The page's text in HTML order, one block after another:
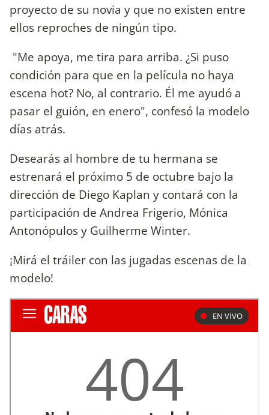
proyecto de su novia y que no existen entre
ellos reproches de ningún tipo.
"Me apoya, me tira para arriba. ¿Si puso
condición para que en la película no haya
escena hot? No, al contrario. Él me ayudó a
pasar el guión, en enero", confesó la modelo
días atrás.
Desearás al hombre de tu hermana se
estrenará el próximo 5 de octubre bajo la
dirección de Diego Kaplan y contará con la
participación de Andrea Frigerio, Mónica
Antonópulos y Guilherme Winter.
¡Mirá el tráiler con las jugadas escenas de la
modelo!